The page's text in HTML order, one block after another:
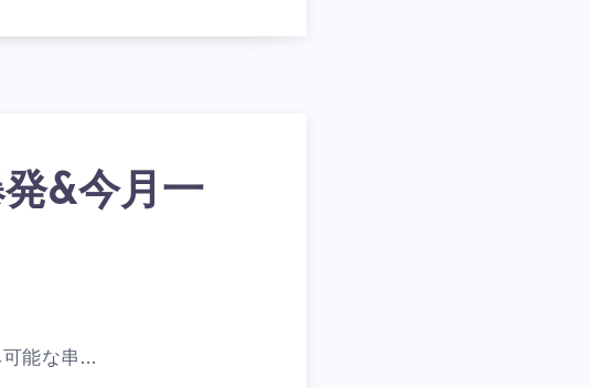
&今月一
可能な串…